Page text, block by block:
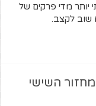
יותר מדי פרקים של
שוב לקצב.
השישי